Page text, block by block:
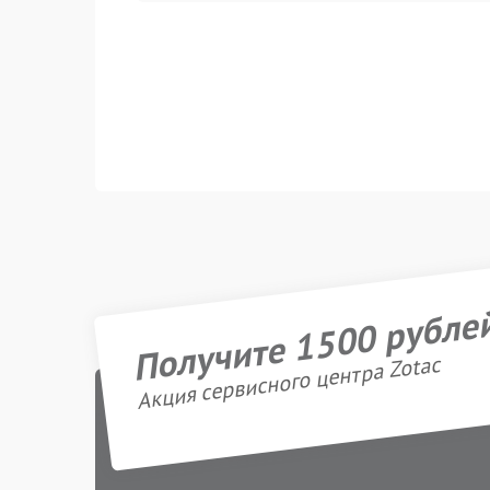
Получите 1500
Акция сервисного центра Zotac